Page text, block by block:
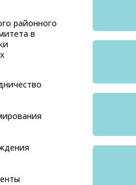
районного
в